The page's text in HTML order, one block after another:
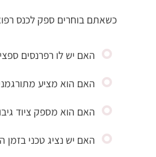
כשאתם בוחרים ספק לכנס
האם יש לו רפרנסים
האם הוא מציע
האם הוא מספק ציוד
האם יש נציג טכני בזמן